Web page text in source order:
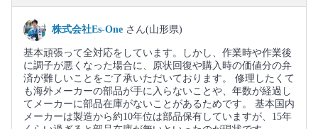
株式会社Es-One さん(山形県)
基本頑張って全対応をしています。しかし、作業時や作業後
に調子が悪くなった場合に、原状回復や購入時の価値分の弁
済が難しいことをご了承いただいております。 修理したくて
も海外メーカーの部品が手に入らないことや、年数が経過し
てメーカーに部品在庫がないことがあるためです。 基本国内
メーカーは製造から約10年位は部品保有していますが、15年